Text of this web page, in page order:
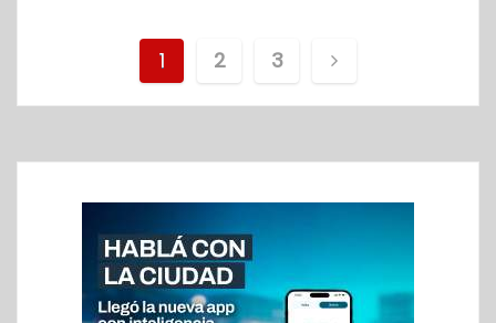
a
v
e
g
a
1 2 3